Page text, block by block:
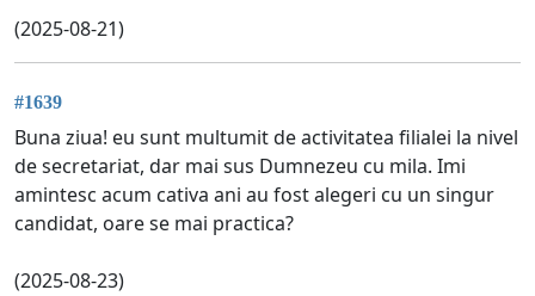
(2025-08-21)
#1639
Buna ziua! eu sunt multumit de activitatea filialei la nivel
de secretariat, dar mai sus Dumnezeu cu mila. Imi
amintesc acum cativa ani au fost alegeri cu un singur
candidat, oare se mai practica?
(2025-08-23)